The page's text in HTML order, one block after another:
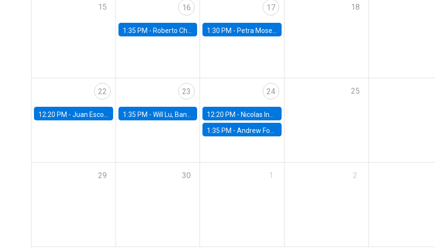
15 16
1:35 PM - Roberto Chang, Rutgers University
17
1:30 PM - Petra Moser, NYU Stern
18
22
12:20 PM - Juan Escobar, Universidad de Chile
23
1:35 PM - Will Lu, Banco Central de Chile
24
12:20 PM - Nicolas Inostroza, Rotman School of Management, University of Toronto
1:35 PM -Andrew Foster, Brown University
25
29 30 1 2